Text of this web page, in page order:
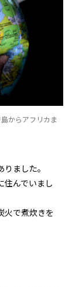
からアフリカま
ました。
住んでいまし
火で煮炊きを